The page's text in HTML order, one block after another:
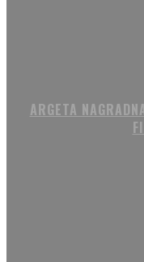
ARGETA